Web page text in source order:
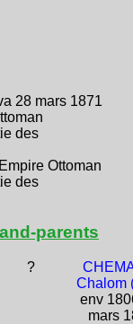
28 mars 1871
des
Ottoman
des
parents
?
Chalom
env
mars